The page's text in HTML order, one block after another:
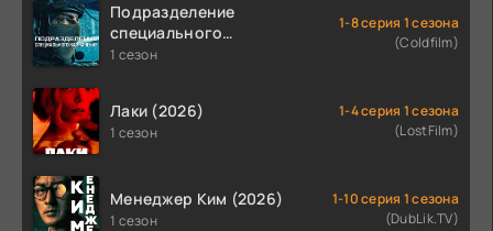
Подразделение
специального
назначения (2026)
1 сезон
1-8 серия 1 сезона
(Coldfilm)
Лаки (2026)
1 сезон
1-4 серия 1 сезона
(LostFilm)
Менеджер Ким (2026)
1 сезон
1-10 серия 1 сезона
(DubLik.TV)